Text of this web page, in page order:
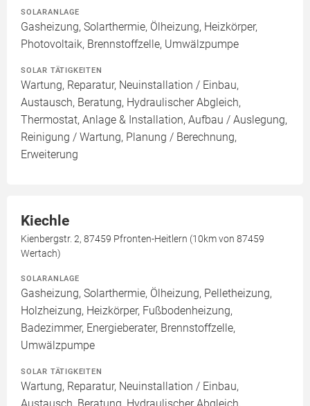
SOLARANLAGE
Gasheizung, Solarthermie, Ölheizung, Heizkörper,
Photovoltaik, Brennstoffzelle, Umwälzpumpe
SOLAR TÄTIGKEITEN
Wartung, Reparatur, Neuinstallation / Einbau,
Austausch, Beratung, Hydraulischer Abgleich,
Thermostat, Anlage & Installation, Aufbau / Auslegung,
Reinigung / Wartung, Planung / Berechnung,
Erweiterung
Kiechle
Kienbergstr. 2, 87459 Pfronten-Heitlern (10km von 87459
Wertach)
SOLARANLAGE
Gasheizung, Solarthermie, Ölheizung, Pelletheizung,
Holzheizung, Heizkörper, Fußbodenheizung,
Badezimmer, Energieberater, Brennstoffzelle,
Umwälzpumpe
SOLAR TÄTIGKEITEN
Wartung, Reparatur, Neuinstallation / Einbau,
Austausch, Beratung, Hydraulischer Abgleich,